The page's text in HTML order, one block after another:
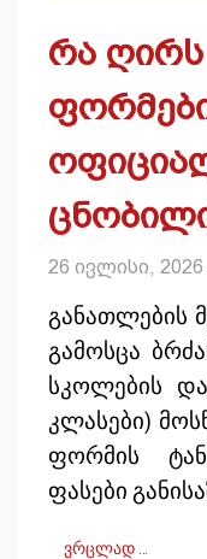
რა
26 ივლისი, 2026
განათლების
გამოსცა
სკოლების
კლასები)
ფორმის
ფასები
ვრცლად …